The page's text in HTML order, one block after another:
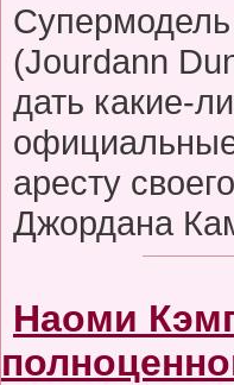
(Jourdann
дать какие-
аресту
Джордана
Наоми